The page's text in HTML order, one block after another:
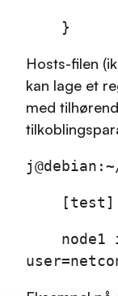
}
Hosts-filen
kan lage et
med
[test]
node1